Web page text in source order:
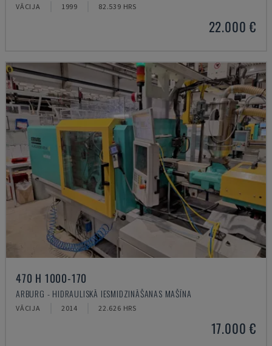
VĀCIJA 1999 82.539 HRS
22.000 €
470 H 1000-170
ARBURG - HIDRAULISKĀ IESMIDZINĀŠANAS MAŠĪNA
VĀCIJA 2014 22.626 HRS
17.000 €